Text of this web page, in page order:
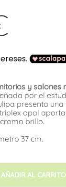
y salones
por el
presenta
opal
brillo.
37 cm.
AÑADIR AL CARRITO